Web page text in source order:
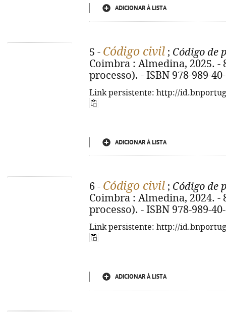
ADICIONAR À LISTA
5 - Código civil ; Código de
Coimbra : Almedina, 2025. -
processo). - ISBN 978-989-
Link persistente: http://
ADICIONAR À LISTA
6 - Código civil ; Código de
Coimbra : Almedina, 2024. -
processo). - ISBN 978-989-
Link persistente: http://
ADICIONAR À LISTA